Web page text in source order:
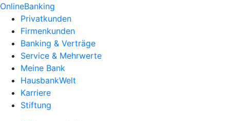
OnlineBanking
Privatkunden
Firmenkunden
Banking & Verträge
Service & Mehrwerte
Meine Bank
HausbankWelt
Karriere
Stiftung